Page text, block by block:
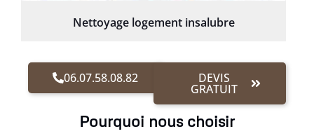
Nettoyage logement insalubre
06.07.58.08.82 DEVIS
GRATUIT
Pourquoi nous choisir